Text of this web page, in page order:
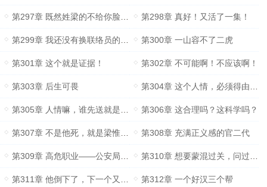
第297章 既然姓梁的不给你脸，那他也别想要脸！ 第298章 真好！又活了一集！
第299章 我还没有换联络员的打算！ 第300章 一山容不了二虎
第301章 这个就是证据！ 第302章 不可能啊！不应该啊！
第303章 后生可畏 第304章 这个人情，必须得由我来做！
第305章 人情嘛，谁先送就是谁的！ 第306章 这合理吗？这科学吗？
第307章 不是他死，就是梁惟石活！ 第308章 充满正义感的官二代
第309章 高危职业——公安局长！ 第310章 想要蒙混过关，问过我意见了吗？
第311章 他倒下了，下一个又该轮到谁了呢？ 第312章 一个好汉三个帮